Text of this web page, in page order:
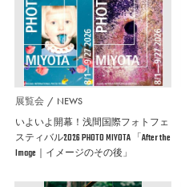
展覧会 NEWS
いよいよ開幕！浅間国際フォトフェ
スティバル2026 PHOTO MIYOTA 「After the
Image｜イメージのその後」